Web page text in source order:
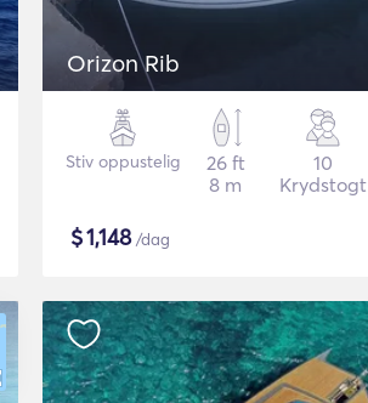
Orizon Rib
Stiv oppustelig
26 ft
8 m
10
Krydstogt
$1,148/dag